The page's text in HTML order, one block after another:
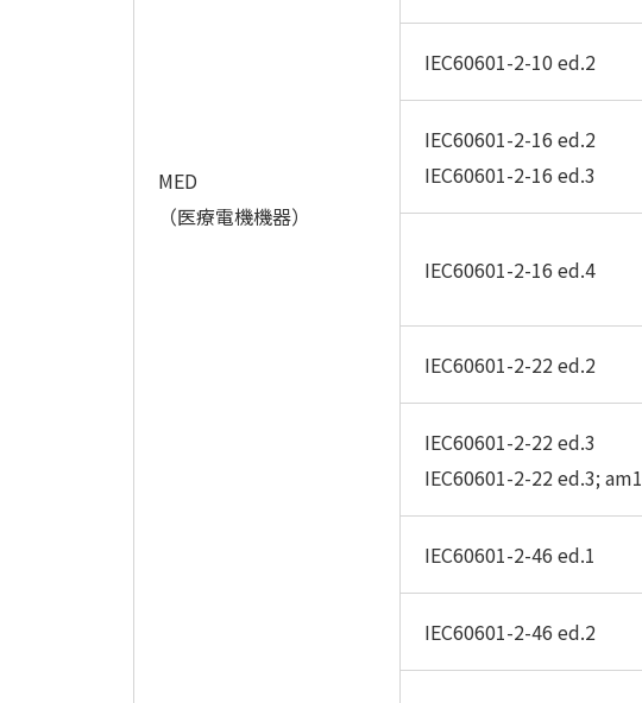
MED
（医療電機機器）
IEC60601-2-10 ed.2
IEC60601-2-16 ed.2
IEC60601-2-16 ed.3
IEC60601-2-16 ed.4
IEC60601-2-22 ed.2
IEC60601-2-22 ed.3
IEC60601-2-22 ed.3; am1
IEC60601-2-46 ed.1
IEC60601-2-46 ed.2